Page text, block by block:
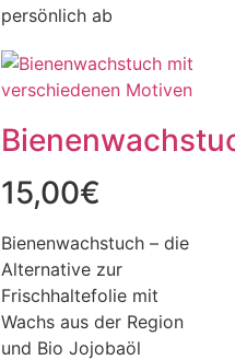
persönlich ab
15,00€
Bienenwachstuch – die
Alternative zur
Frischhaltefolie mit
Wachs aus der Region
und Bio Jojobaöl